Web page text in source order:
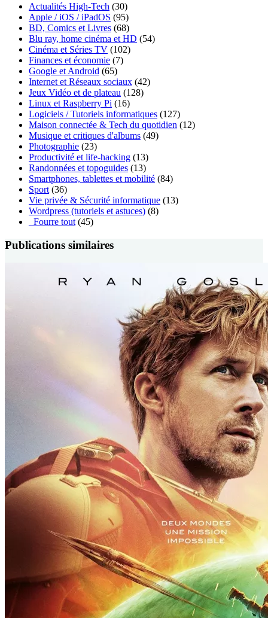
Actualités High-Tech (30)
Apple / iOS / iPadOS (95)
BD, Comics et Livres (68)
Blu ray, home cinéma et HD (54)
Cinéma et Séries TV (102)
Finances et économie (7)
Google et Android (65)
Internet et Réseaux sociaux (42)
Jeux Vidéo et de plateau (128)
Linux et Raspberry Pi (16)
Logiciels / Tutoriels informatiques (127)
Maison connectée & Tech du quotidien (12)
Musique et critiques d'albums (49)
Photographie (23)
Productivité et life-hacking (13)
Randonnées et topoguides (13)
Smartphones, tablettes et mobilité (84)
Sport (36)
Vie privée & Sécurité informatique (13)
Wordpress (tutoriels et astuces) (8)
_Fourre tout (45)
Publications similaires